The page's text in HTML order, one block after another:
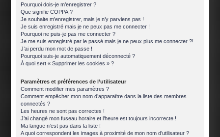
Pourquoi dois-je m’enregistrer ?
Que signifie COPPA ?
Je souhaite m’enregistrer, mais je n’y parviens pas !
Je suis enregistré mais je ne peux pas me connecter !
Pourquoi ne puis-je pas me connecter ?
Je me suis enregistré par le passé mais je ne peux plus me connecter ?!
J’ai perdu mon mot de passe !
Pourquoi suis-je automatiquement déconnecté ?
À quoi sert « Supprimer les cookies » ?
Paramètres et préférences de l’utilisateur
Comment modifier mes paramètres ?
Comment empêcher mon nom d’apparaître dans la liste des membres
connectés ?
Les heures ne sont pas correctes !
J’ai changé mon fuseau horaire et l’heure est toujours incorrecte !
Ma langue n’est pas dans la liste !
A quoi correspondent les images à proximité de mon nom d’utilisateur ?